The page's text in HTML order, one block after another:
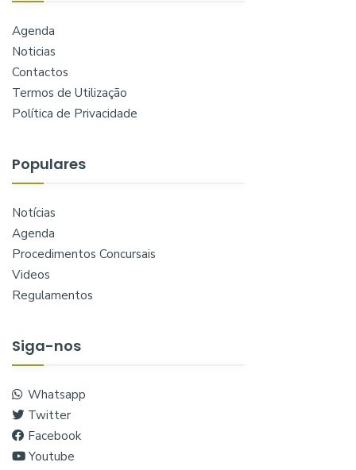
Agenda
Noticias
Contactos
Termos de Utilização
Política de Privacidade
Populares
Notícias
Agenda
Procedimentos Concursais
Videos
Regulamentos
Siga-nos
Whatsapp
Twitter
Facebook
Youtube